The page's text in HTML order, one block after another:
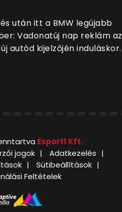
után itt a BMW legújabb
Vadonatúj nap reklám az
autód kijelzőjén induláskor.
Esport1 Kft.
jogok
Adatkezelés
Sütibeállítások
Feltételek